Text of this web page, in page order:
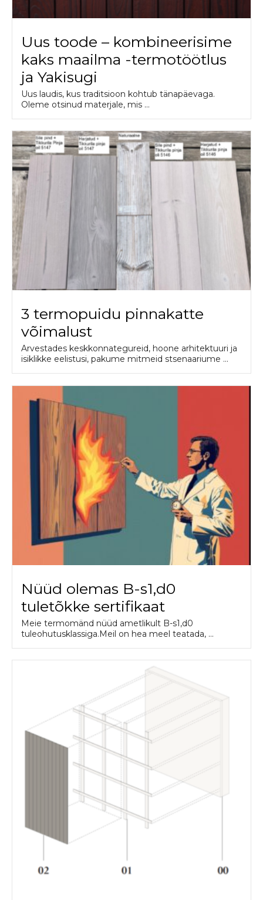
Uus toode – kombineerisime
kaks maailma -termotöötlus
ja Yakisugi
Uus laudis, kus traditsioon kohtub tänapäevaga.
Oleme otsinud materjale, mis ...
3 termopuidu pinnakatte
võimalust
Arvestades keskkonnategureid, hoone arhitektuuri ja
isiklikke eelistusi, pakume mitmeid stsenaariume ...
Nüüd olemas B-s1,d0
tuletõkke sertifikaat
Meie termomänd nüüd ametlikult B-s1,d0
tuleohutusklassiga.Meil on hea meel teatada, ...